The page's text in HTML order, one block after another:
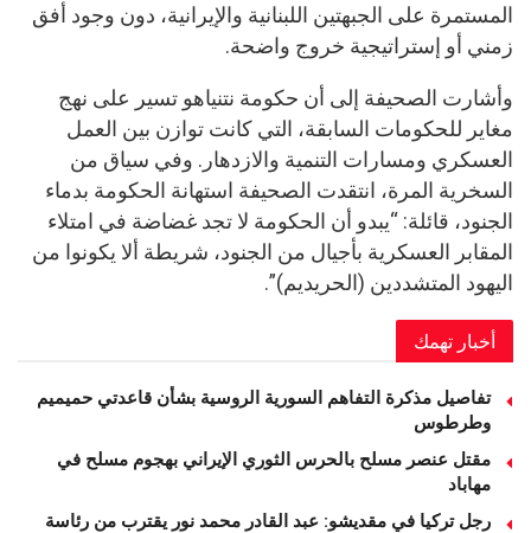
المستمرة على الجبهتين اللبنانية والإيرانية، دون وجود أفق
زمني أو إستراتيجية خروج واضحة.
وأشارت الصحيفة إلى أن حكومة نتنياهو تسير على نهج
مغاير للحكومات السابقة، التي كانت توازن بين العمل
العسكري ومسارات التنمية والازدهار. وفي سياق من
السخرية المرة، انتقدت الصحيفة استهانة الحكومة بدماء
الجنود، قائلة: “يبدو أن الحكومة لا تجد غضاضة في امتلاء
المقابر العسكرية بأجيال من الجنود، شريطة ألا يكونوا من
اليهود المتشددين (الحريديم)”.
أخبار تهمك
تفاصيل مذكرة التفاهم السورية الروسية بشأن قاعدتي حميميم
وطرطوس
مقتل عنصر مسلح بالحرس الثوري الإيراني بهجوم مسلح في
مهاباد
رجل تركيا في مقديشو: عبد القادر محمد نور يقترب من رئاسة